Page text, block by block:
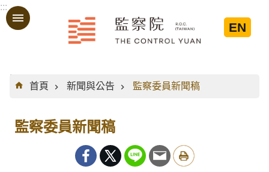
跳到主要內容區塊
:::
EN
:::
首頁
新聞與公告 監察委員新聞稿
監察委員新聞稿